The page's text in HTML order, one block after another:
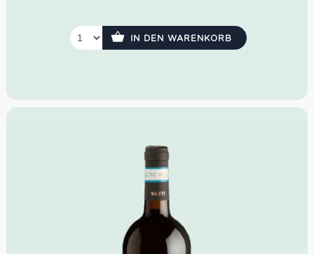
IN DEN WARENKORB